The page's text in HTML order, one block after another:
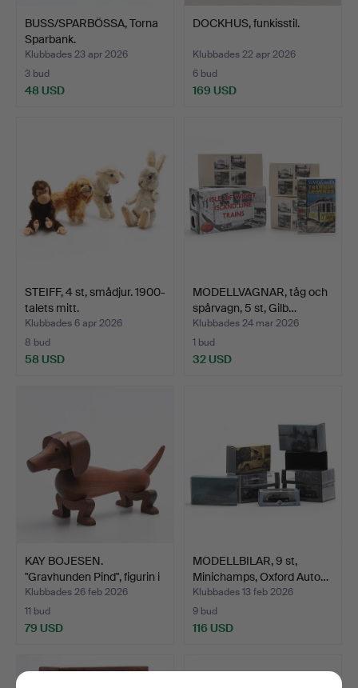
BUSS/SPARBÖSSA, Torna
Sparbank.
Klubbades 23 apr 2026
3 bud
48 USD
DOCKHUS, funkisstil.
Klubbades 22 apr 2026
6 bud
169 USD
STEIFF, 4 st, smådjur. 1900-
talets mitt.
Klubbades 6 apr 2026
8 bud
58 USD
MODELLVAGNAR, tåg och
spårvagn, 5 st, Gilb…
Klubbades 24 mar 2026
1 bud
32 USD
KAY BOJESEN.
"Gravhunden Pind", figurin i
…
Klubbades 26 feb 2026
11 bud
79 USD
MODELLBILAR, 9 st,
Minichamps, Oxford Auto…
Klubbades 13 feb 2026
9 bud
116 USD